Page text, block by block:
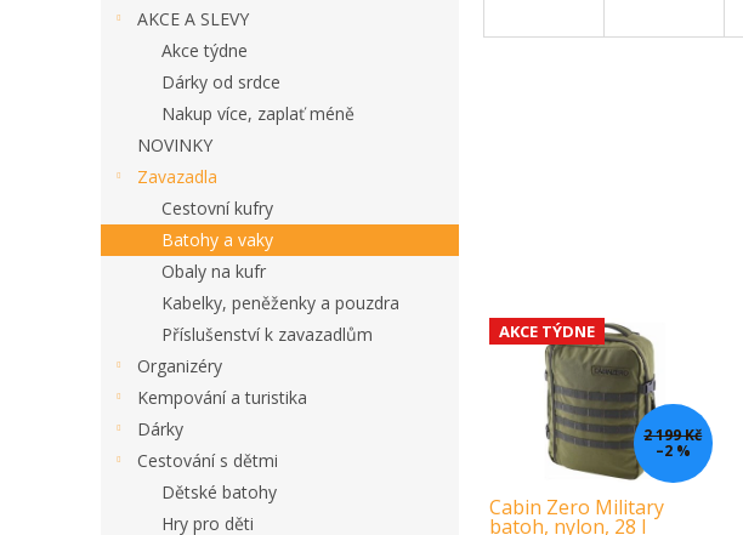
AKCE A SLEVY
Akce týdne
Dárky od srdce
Nakup více, zaplať méně
NOVINKY
Zavazadla
Cestovní kufry
Batohy a vaky
Obaly na kufr
Kabelky, peněženky a pouzdra
Příslušenství k zavazadlům
Organizéry
Kempování a turistika
Dárky
Cestování s dětmi
Dětské batohy
Hry pro děti
AKCE TÝDNE
2 199 Kč
–2 %
Cabin Zero Military
batoh, nylon, 28 l